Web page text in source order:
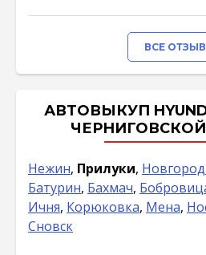
ВСЕ
АВТОВЫКУП
Нежин, Прилуки,
Батурин, Бахмач,
Ичня, Корюковка, Мена,
Сновск